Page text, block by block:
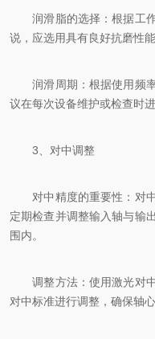
润滑脂的选择：根据工作
说，应选用具有良好抗磨性
润滑周期：根据使用频率
议在每次设备维护或检查时
3、对中调整
对中精度的重要性：对中
定期检查并调整输入轴与输
围内。
调整方法：使用激光对中
对中标准进行调整，确保轴心